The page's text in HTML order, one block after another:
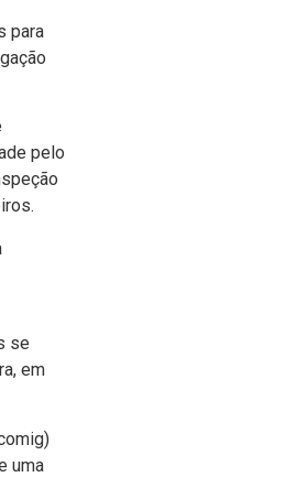
para
pelo
se
em
uma